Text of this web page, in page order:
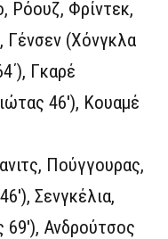
Ρόουζ, Φρίντεκ,
Γένσεν (Χόνγκλα
Γκαρέ
46′), Κουαμέ
Πούγγουρας,
Σενγκέλια,
Ανδρούτσος